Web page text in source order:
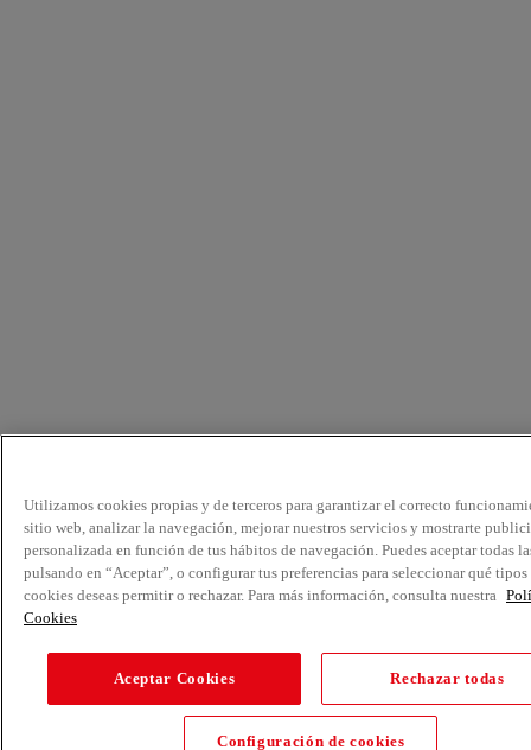
Utilizamos cookies propias y de terceros para garantizar el correcto
sitio web, analizar la navegación, mejorar nuestros servicios y mostrarte
personalizada en función de tus hábitos de navegación. Puedes aceptar todas
pulsando en “Aceptar”, o configurar tus preferencias para seleccionar qué tipos
cookies deseas permitir o rechazar. Para más información, consulta nuestra
Cookies
Aceptar Cookies Rechazar todas
Configuración de cookies